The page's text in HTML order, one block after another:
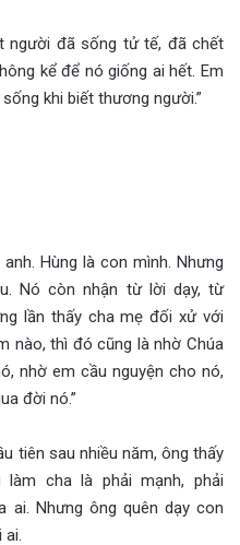
người đã sống tử tế, đã chết
kể để nó giống ai hết. Em
khi biết thương người.”
Hùng là con mình. Nhưng
Nó còn nhận từ lời dạy, từ
lần thấy cha mẹ đối xử với
nào, thì đó cũng là nhờ Chúa
nhờ em cầu nguyện cho nó,
đời nó.”
tiên sau nhiều năm, ông thấy
cha là phải mạnh, phải
ai. Nhưng ông quên dạy con